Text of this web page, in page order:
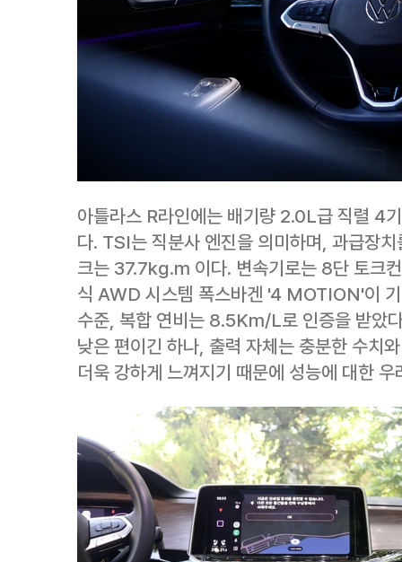
아틀라스 R라인에는 배기량 2.0L급 직렬 4
다. TSI는 직분사 엔진을 의미하며, 과급장
크는 37.7kg.m 이다. 변속기로는 8단 토크
식 AWD 시스템 폭스바겐 '4 MOTION'이
수준, 복합 연비는 8.5Km/L로 인증을 받았
낮은 편이긴 하나, 출력 자체는 충분한 수치
더욱 강하게 느껴지기 때문에 성능에 대한